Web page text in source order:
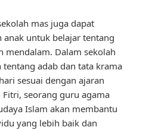
mas juga dapat
untuk belajar tentang
mendalam. Dalam sekolah
tentang adab dan tata krama
sesuai dengan ajaran
seorang guru agama
Islam akan membantu
yang lebih baik dan